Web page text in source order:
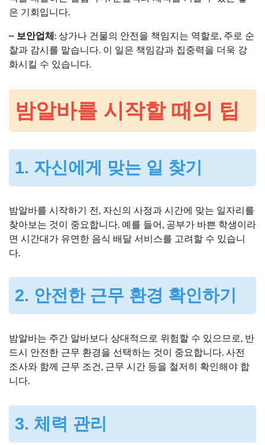
은 기회입니다.
– 보안업체 : 상가나 건물의 안전을 책임지는 역할로, 주로 순
찰과 감시를 맡습니다. 이 일은 책임감과 집중력을 더욱 강
화시킬 수 있습니다.
밤알바를 시작할 때의 팁
1. 자신에게 맞는 일 찾기
밤알바를 시작하기 전, 자신의 사정과 시간에 맞는 일자리를
찾아보는 것이 중요합니다. 예를 들어, 공부가 바쁜 학생이라
면 시간대가 유연한 음식 배달 서비스를 고려할 수 있습니
다.
2. 안전한 근무 환경 확인하기
밤알바는 주간 알바보다 상대적으로 위험할 수 있으므로, 반
드시 안전한 근무 환경을 선택하는 것이 중요합니다. 사전
조사와 함께 근무 조건, 근무 시간 등을 철저히 확인해야 합
니다.
3. 체력 관리